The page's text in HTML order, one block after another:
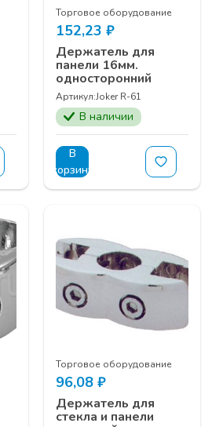
Торговое оборудование
152,23 ₽
Держатель для
панели 16мм.
односторонний
Артикул:Joker R-61
В наличии
В
корзину
Торговое оборудование
96,08 ₽
Держатель для
стекла и панели